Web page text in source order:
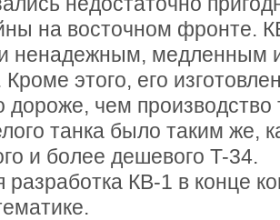
на восточном фронте.
ненадежным, медленным
этого, его
дороже, чем производство
танка было таким же,
и более дешевого T-34.
КВ-1 в конце